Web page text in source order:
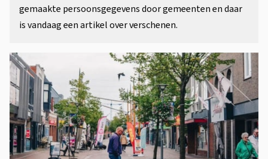
gemaakte persoonsgegevens door gemeenten en daar
is vandaag een artikel over verschenen.